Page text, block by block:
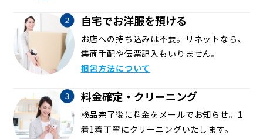
自宅でお洋服を預ける
お店への持ち込みは不要。リネットなら、
集荷手配や伝票記入もいりません。
梱包方法について
料金確定・クリーニング
検品完了後に料金をメールでお知らせ。1
着1着丁寧にクリーニングいたします。